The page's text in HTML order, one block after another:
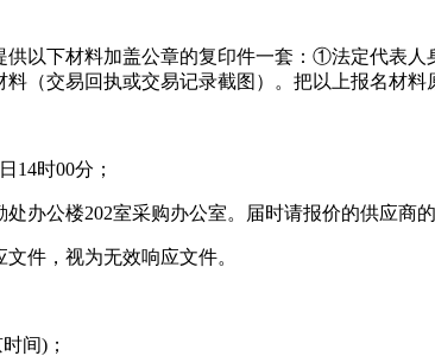
以下材料加盖公章的复印件一套：①法定代表
交易回执或交易记录截图）。把以上报名材料
14时00分；
处办公楼202室采购办公室。届时请报价的供应
件，视为无效响应文件。
间)；